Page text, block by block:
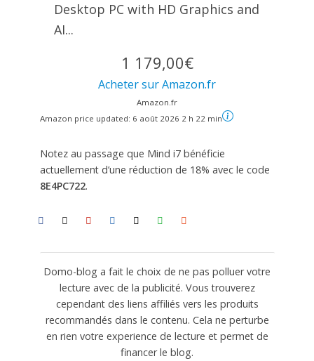
Desktop PC with HD Graphics and
AI...
1 179,00€
Acheter sur Amazon.fr
Amazon.fr
Amazon price updated: 6 août 2026 2 h 22 min
Notez au passage que Mind i7 bénéficie
actuellement d’une réduction de 18% avec le code
8E4PC722.
Domo-blog a fait le choix de ne pas polluer votre
lecture avec de la publicité. Vous trouverez
cependant des liens affiliés vers les produits
recommandés dans le contenu. Cela ne perturbe
en rien votre experience de lecture et permet de
financer le blog.